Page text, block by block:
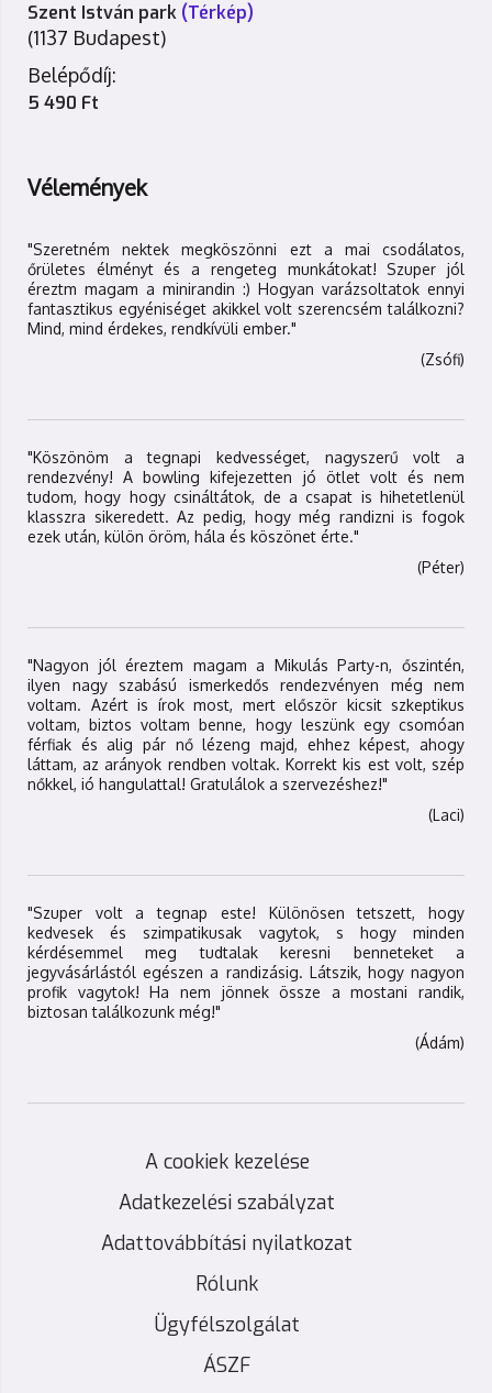
Szent István park (Térkép)
(1137 Budapest)
Belépődíj:
5 490 Ft
Vélemények
"Szeretném nektek megköszönni ezt a mai csodálatos,
őrületes élményt és a rengeteg munkátokat! Szuper jól
éreztm magam a minirandin :) Hogyan varázsoltatok ennyi
fantasztikus egyéniséget akikkel volt szerencsém találkozni?
Mind, mind érdekes, rendkívüli ember."
(Zsófi)
"Köszönöm a tegnapi kedvességet, nagyszerű volt a
rendezvény! A bowling kifejezetten jó ötlet volt és nem
tudom, hogy hogy csináltátok, de a csapat is hihetetlenül
klasszra sikeredett. Az pedig, hogy még randizni is fogok
ezek után, külön öröm, hála és köszönet érte."
(Péter)
"Nagyon jól éreztem magam a Mikulás Party-n, őszintén,
ilyen nagy szabású ismerkedős rendezvényen még nem
voltam. Azért is írok most, mert először kicsit szkeptikus
voltam, biztos voltam benne, hogy leszünk egy csomóan
férfiak és alig pár nő lézeng majd, ehhez képest, ahogy
láttam, az arányok rendben voltak. Korrekt kis est volt, szép
nőkkel, ió hangulattal! Gratulálok a szervezéshez!"
(Laci)
"Szuper volt a tegnap este! Különösen tetszett, hogy
kedvesek és szimpatikusak vagytok, s hogy minden
kérdésemmel meg tudtalak keresni benneteket a
jegyvásárlástól egészen a randizásig. Látszik, hogy nagyon
profik vagytok! Ha nem jönnek össze a mostani randik,
biztosan találkozunk még!"
(Ádám)
A cookiek kezelése
Adatkezelési szabályzat
Adattovábbítási nyilatkozat
Rólunk
Ügyfélszolgálat
ÁSZF